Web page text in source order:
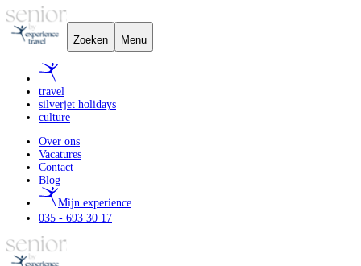
Zoeken Menu
travel
silverjet holidays
culture
Over ons
Vacatures
Contact
Blog
Mijn experience
035 - 693 30 17